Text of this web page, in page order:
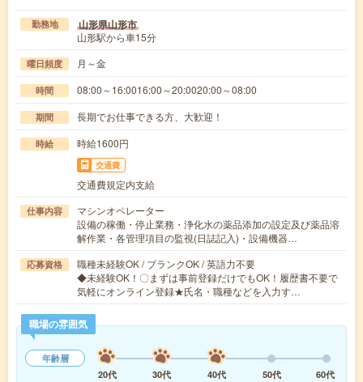
勤務地 山形県山形市
山形駅から車15分
曜日頻度 月～金
時間 08:00～16:0016:00～20:0020:00～08:00
期間 長期でお仕事できる方、大歓迎！
時給 時給1600円
交通費
交通費規定内支給
仕事内容
マシンオペレーター
設備の稼働・停止業務・浄化水の薬品添加の設定及び薬品溶
解作業・各管理項目の監視(日誌記入)・設備機器…
応募資格
職種未経験OK / ブランクOK / 英語力不要
◆未経験OK！〇まずは事前登録だけでもOK！履歴書不要で
気軽にオンライン登録★氏名・職種などを入力す…
職場の雰囲気
年齢層
20代
30代 40代 50代 60代